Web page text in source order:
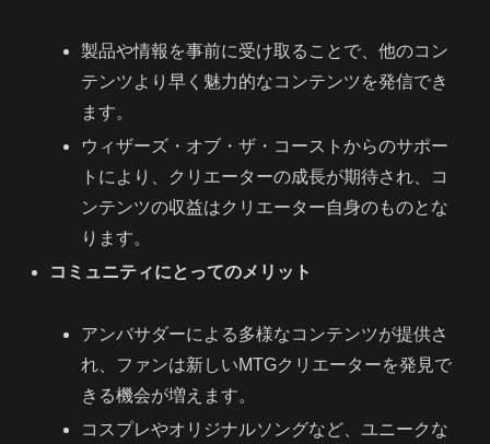
製品や情報を事前に受け取ることで、他のコン
テンツより早く魅力的なコンテンツを発信でき
ます。
ウィザーズ・オブ・ザ・コーストからのサポー
トにより、クリエーターの成長が期待され、コ
ンテンツの収益はクリエーター自身のものとな
ります。
コミュニティにとってのメリット
アンバサダーによる多様なコンテンツが提供さ
れ、ファンは新しいMTGクリエーターを発見で
きる機会が増えます。
コスプレやオリジナルソングなど、ユニークな